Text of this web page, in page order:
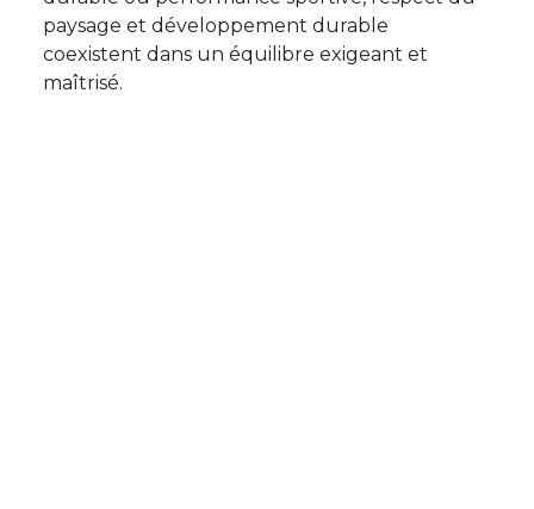
paysage et développement durable
coexistent dans un équilibre exigeant et
maîtrisé.